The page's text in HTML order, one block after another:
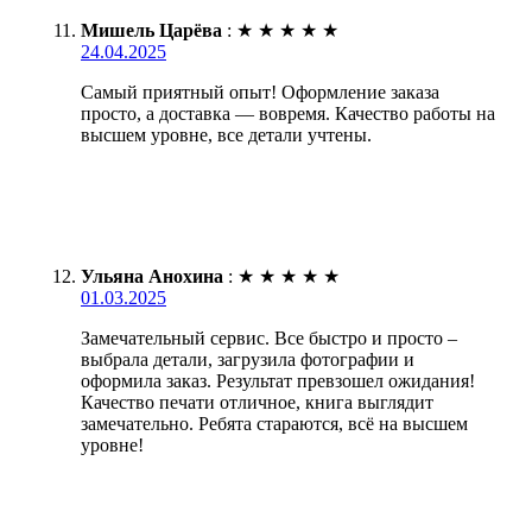
Мишель Царёва : ★ ★ ★ ★ ★
24.04.2025
Самый приятный опыт! Оформление заказа
просто, а доставка — вовремя. Качество работы на
высшем уровне, все детали учтены.
Ульяна Анохина : ★ ★ ★ ★ ★
01.03.2025
Замечательный сервис. Все быстро и просто –
выбрала детали, загрузила фотографии и
оформила заказ. Результат превзошел ожидания!
Качество печати отличное, книга выглядит
замечательно. Ребята стараются, всё на высшем
уровне!